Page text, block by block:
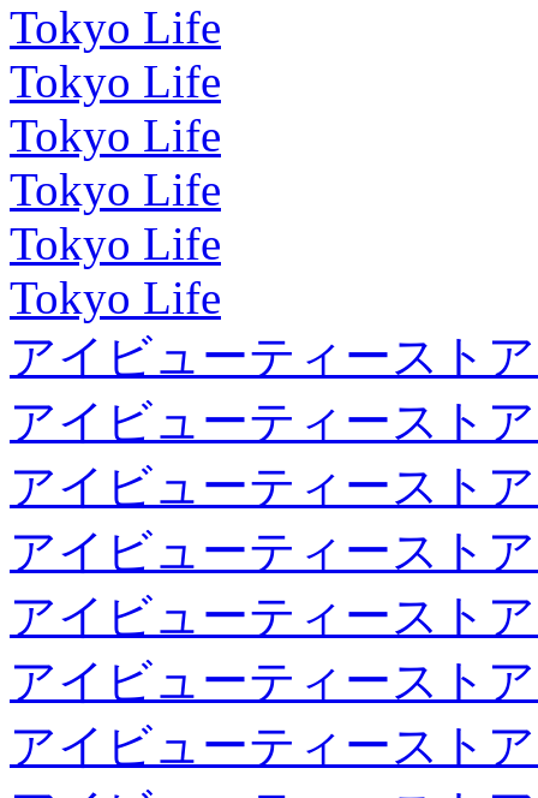
Tokyo Life
Tokyo Life
Tokyo Life
Tokyo Life
Tokyo Life
Tokyo Life
アイビューティースト
アイビューティースト
アイビューティースト
アイビューティースト
アイビューティースト
アイビューティースト
アイビューティースト